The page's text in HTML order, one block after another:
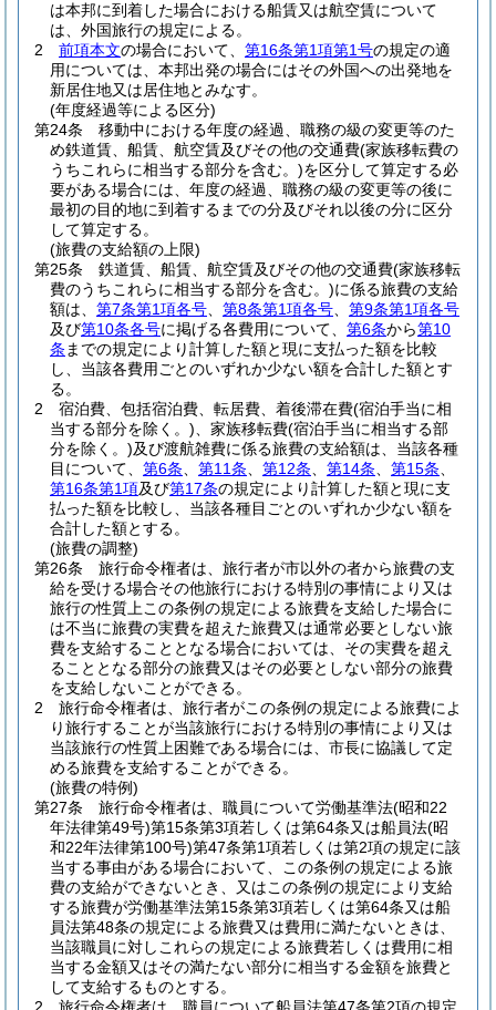
は本邦に到着した場合における船賃又は航空賃について
は、外国旅行の規定による。
2
前項本文の場合において、 第16条第1項第1号の規定の適
用については、本邦出発の場合にはその外国への出発地を
新居住地又は居住地とみなす。
(年度経過等による区分)
第24条
移動中における年度の経過、職務の級の変更等のた
め鉄道賃、船賃、航空賃及びその他の交通費(家族移転費の
うちこれらに相当する部分を含む。)を区分して算定する必
要がある場合には、年度の経過、職務の級の変更等の後に
最初の目的地に到着するまでの分及びそれ以後の分に区分
して算定する。
(旅費の支給額の上限)
第25条
鉄道賃、船賃、航空賃及びその他の交通費(家族移転
費のうちこれらに相当する部分を含む。)に係る旅費の支給
額は、 第7条第1項各号 第8条第1項各号
第9条第1項各号
及び第10条各号に掲げる各費用について、 第6条から第10
条 までの規定により計算した額と現に支払った額を比較
し、当該各費用ごとのいずれか少ない額を合計した額とす
る。
2
宿泊費、包括宿泊費、転居費、着後滞在費(宿泊手当に相
当する部分を除く。) 、家族移転費(宿泊手当に相当する部
分を除く。)及び渡航雑費に係る旅費の支給額は、当該各種
目について、 第6条 第11条 第12条 第14条 第15条
第16条第1項及び第17条の規定により計算した額と現に支
払った額を比較し、当該各種目ごとのいずれか少ない額を
合計した額とする。
(旅費の調整)
第26条
旅行命令権者は、旅行者が市以外の者から旅費の支
給を受ける場合その他旅行における特別の事情により又は
旅行の性質上この条例の規定による旅費を支給した場合に
は不当に旅費の実費を超えた旅費又は通常必要としない旅
費を支給することとなる場合においては、その実費を超え
ることとなる部分の旅費又はその必要としない部分の旅費
を支給しないことができる。
2
旅行命令権者は、旅行者がこの条例の規定による旅費によ
り旅行することが当該旅行における特別の事情により又は
当該旅行の性質上困難である場合には、市長に協議して定
める旅費を支給することができる。
(旅費の特例)
第27条
旅行命令権者は、職員について労働基準法(昭和22
年法律第49号)第15条第3項若しくは第64条又は船員法(昭
和22年法律第100号)第47条第1項若しくは第2項の規定に該
当する事由がある場合において、この条例の規定による旅
費の支給ができないとき、又はこの条例の規定により支給
する旅費が労働基準法第15条第3項若しくは第64条又は船
員法第48条の規定による旅費又は費用に満たないときは、
当該職員に対しこれらの規定による旅費若しくは費用に相
当する金額又はその満たない部分に相当する金額を旅費と
して支給するものとする。